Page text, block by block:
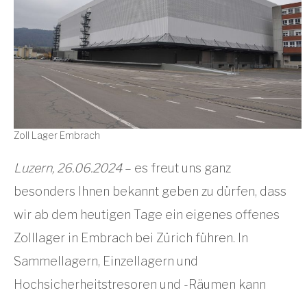
Zoll Lager Embrach
Luzern, 26.06.2024– es freut uns ganz
besonders Ihnen bekannt geben zu dürfen, dass
wir ab dem heutigen Tage ein eigenes offenes
Zolllager in Embrach bei Zürich führen. In
Sammellagern, Einzellagern und
Hochsicherheitstresoren und -Räumen kann